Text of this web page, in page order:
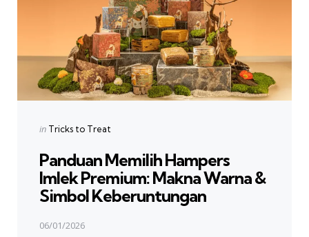
Posted
in Tricks to Treat
Panduan Memilih Hampers
Imlek Premium: Makna Warna &
Simbol Keberuntungan
06/01/2026